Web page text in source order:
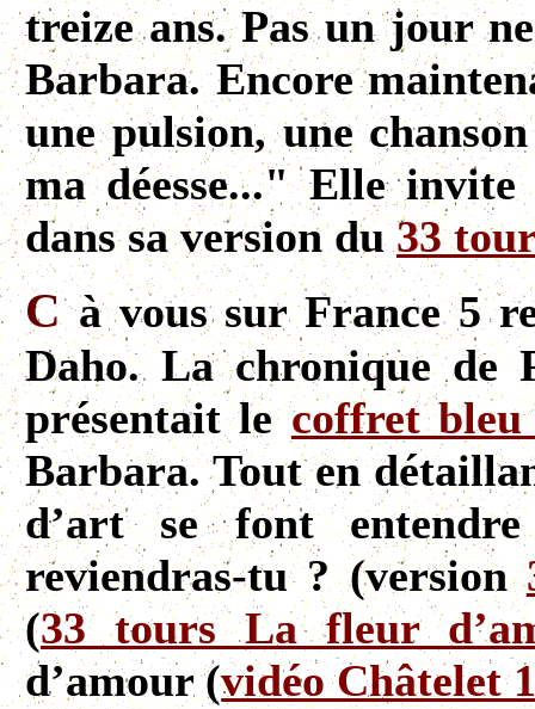
treize ans. Pas un jour
Barbara. Encore
une pulsion, une
ma déesse..." Elle
dans sa version du33
Cà vous sur France 5
Daho. La chronique de
présentait lecoffret bleu
Barbara. Tout en
d’art se font
reviendras-tu ? (version
(33 tours La fleur
d’amour (vidéo Châtelet